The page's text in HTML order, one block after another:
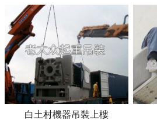
白土村機器吊裝上樓